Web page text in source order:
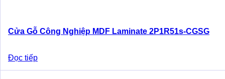
Cửa Gỗ Công Nghiệp MDF Laminate 2P1R51s-CGSG
Đọc tiếp